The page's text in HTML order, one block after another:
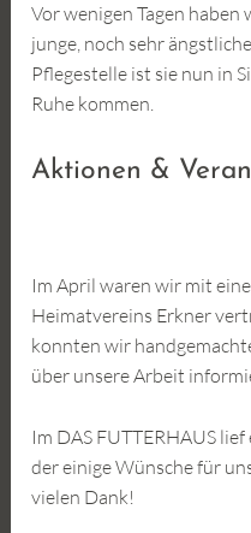
Vor wenigen Tagen
junge, noch sehr
Pflegestelle ist sie nun in
Ruhe kommen.
Aktionen &
Im April waren wir mit
Heimatvereins Erkner
konnten wir
über unsere Arbeit
Im DAS FUTTERHAUS
der einige Wünsche für
vielen Dank!